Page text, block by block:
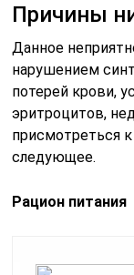
Причины
Данное
нарушением
потерей крови,
эритроцитов,
присмотреться
следующее.
Рацион питания